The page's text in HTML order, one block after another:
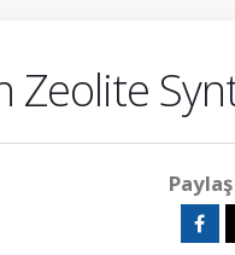
Zeolite
Paylaş